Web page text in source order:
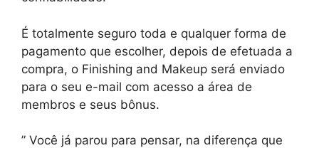
É totalmente seguro toda e qualquer forma de
pagamento que escolher, depois de efetuada a
compra, o Finishing and Makeup será enviado
para o seu e-mail com acesso a área de
membros e seus bônus.
” Você já parou para pensar, na diferença que